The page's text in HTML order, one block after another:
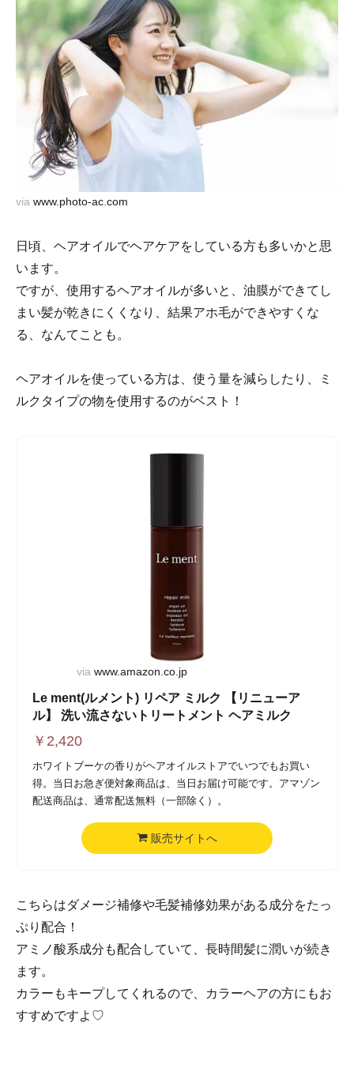
via www.photo-ac.com
日頃、ヘアオイルでヘアケアをしている方も多いかと思
います。
ですが、使用するヘアオイルが多いと、油膜ができてし
まい髪が乾きにくくなり、結果アホ毛ができやすくな
る、なんてことも。
ヘアオイルを使っている方は、使う量を減らしたり、ミ
ルクタイプの物を使用するのがベスト！
via www.amazon.co.jp
Le ment(ルメント) リペア ミルク 【リニューア
ル】 洗い流さないトリートメント ヘアミルク
￥ 2,420
ホワイトブーケの香りがヘアオイルストアでいつでもお買い
得。当日お急ぎ便対象商品は、当日お届け可能です。アマゾン
配送商品は、通常配送無料（一部除く）。
販売サイトへ
こちらはダメージ補修や毛髪補修効果がある成分をたっ
ぷり配合！
アミノ酸系成分も配合していて、長時間髪に潤いが続き
ます。
カラーもキープしてくれるので、カラーヘアの方にもお
すすめですよ♡